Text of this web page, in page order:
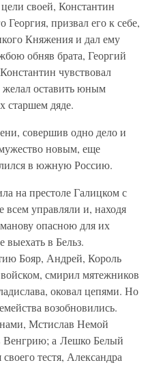
своей, Константин
Георгия, призвал его к себе,
Княжения и дал ему
обняв брата, Георгий
чувствовал
желал оставить юным
старшем дяде.
совершив одно дело и
новым, еще
в южную Россию.
на престоле Галицком с
управляли и, находя
опасною для их
выехать в Бельз.
Бояр, Андрей, Король
смирил мятежников
оковал цепями. Но
возобновились.
Мстислав Немой
Венгрию; а Лешко Белый
тестя, Александра